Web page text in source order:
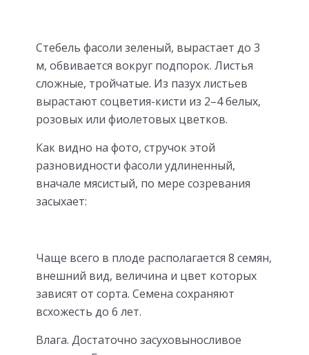
Стебель фасоли зеленый, вырастает до 3
м, обвивается вокруг подпорок. Листья
сложные, тройчатые. Из пазух листьев
вырастают соцветия-кисти из 2–4 белых,
розовых или фиолетовых цветков.
Как видно на фото, стручок этой
разновидности фасоли удлиненный,
вначале мясистый, по мере созревания
засыхает:
Чаще всего в плоде располагается 8 семян,
внешний вид, величина и цвет которых
зависят от сорта. Семена сохраняют
всхожесть до 6 лет.
Влага. Достаточно засуховыносливое